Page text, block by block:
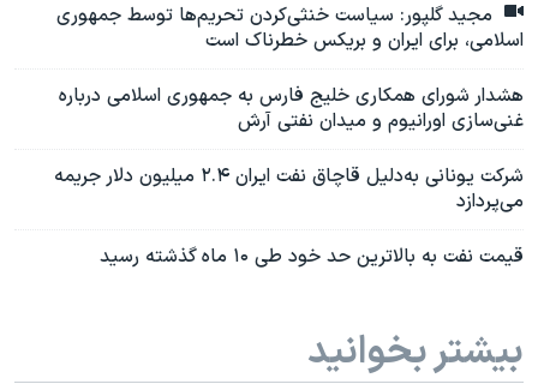
مجید گلپور: سیاست خنثی‌کردن تحریم‌ها توسط جمهوری
اسلامی، برای ایران و بریکس خطرناک است
هشدار شورای همکاری خلیج فارس به جمهوری اسلامی درباره
غنی‌سازی اورانیوم و میدان نفتی آرش
شرکت یونانی به‌دلیل قاچاق نفت ایران ۲.۴ میلیون دلار جریمه
می‌پردازد
قیمت نفت به بالاترین حد خود طی ۱۰ ماه گذشته رسید
بیشتر بخوانید